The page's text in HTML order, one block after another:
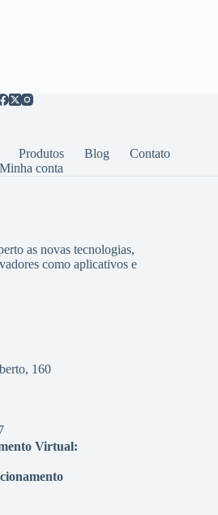
Produtos Blog
Contato
Minha conta
as novas tecnologias,
como aplicativos e
160
Virtual: